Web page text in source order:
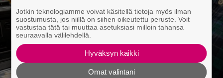
Jotkin teknologiamme voivat käsitellä tietoja myös ilman
suostumusta, jos niillä on siihen oikeutettu peruste. Voit
vastustaa tätä tai muuttaa asetuksiasi milloin tahansa
seuraavalla välilehdellä.
Hyväksyn kaikki
Omat valintani